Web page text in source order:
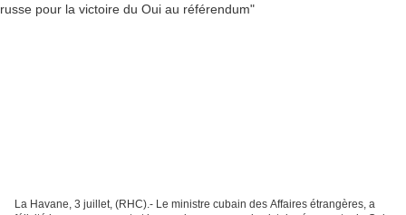
La Havane, 3 juillet, (RHC).- Le ministre cubain des Affaires étrangères, a